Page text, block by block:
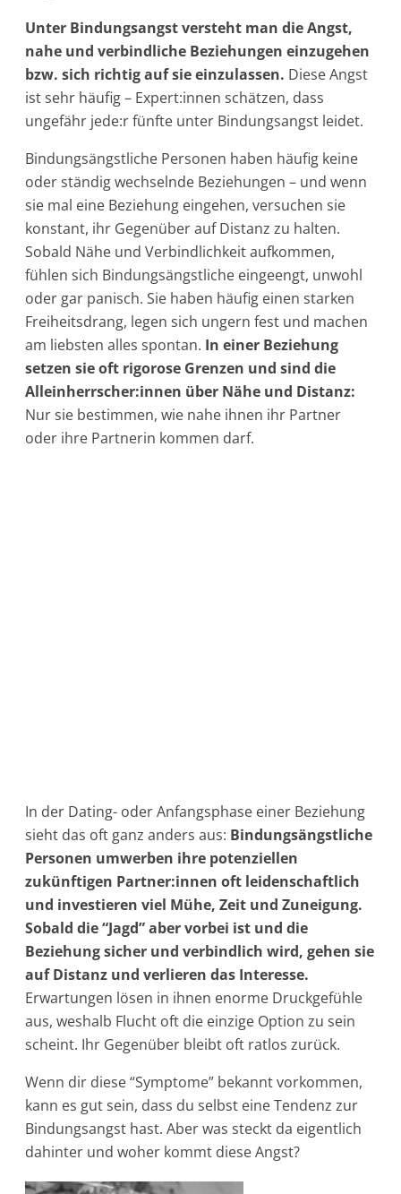
Unter Bindungsangst versteht man die Angst,
nahe und verbindliche Beziehungen einzugehen
bzw. sich richtig auf sie einzulassen. Diese Angst
ist sehr häufig – Expert:innen schätzen, dass
ungefähr jede:r fünfte unter Bindungsangst leidet.
Bindungsängstliche Personen haben häufig keine
oder ständig wechselnde Beziehungen – und wenn
sie mal eine Beziehung eingehen, versuchen sie
konstant, ihr Gegenüber auf Distanz zu halten.
Sobald Nähe und Verbindlichkeit aufkommen,
fühlen sich Bindungsängstliche eingeengt, unwohl
oder gar panisch. Sie haben häufig einen starken
Freiheitsdrang, legen sich ungern fest und machen
am liebsten alles spontan. In einer Beziehung
setzen sie oft rigorose Grenzen und sind die
Alleinherrscher:innen über Nähe und Distanz:
Nur sie bestimmen, wie nahe ihnen ihr Partner
oder ihre Partnerin kommen darf.
In der Dating- oder Anfangsphase einer Beziehung
sieht das oft ganz anders aus: Bindungsängstliche
Personen umwerben ihre potenziellen
zukünftigen Partner:innen oft leidenschaftlich
und investieren viel Mühe, Zeit und Zuneigung.
Sobald die “Jagd” aber vorbei ist und die
Beziehung sicher und verbindlich wird, gehen sie
auf Distanz und verlieren das Interesse.
Erwartungen lösen in ihnen enorme Druckgefühle
aus, weshalb Flucht oft die einzige Option zu sein
scheint. Ihr Gegenüber bleibt oft ratlos zurück.
Wenn dir diese “Symptome” bekannt vorkommen,
kann es gut sein, dass du selbst eine Tendenz zur
Bindungsangst hast. Aber was steckt da eigentlich
dahinter und woher kommt diese Angst?